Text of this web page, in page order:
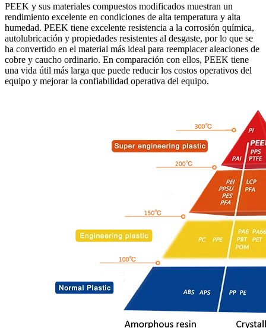
PEEK y sus materiales compuestos modificados muestran un
rendimiento excelente en condiciones de alta temperatura y alta
humedad. PEEK tiene excelente resistencia a la corrosión química,
autolubricación y propiedades resistentes al desgaste, por lo que se
ha convertido en el material más ideal para reemplacer aleaciones de
cobre y caucho ordinario. En comparación con ellos, PEEK tiene
una vida útil más larga que puede reducir los costos operativos del
equipo y mejorar la confiabilidad operativa del equipo.